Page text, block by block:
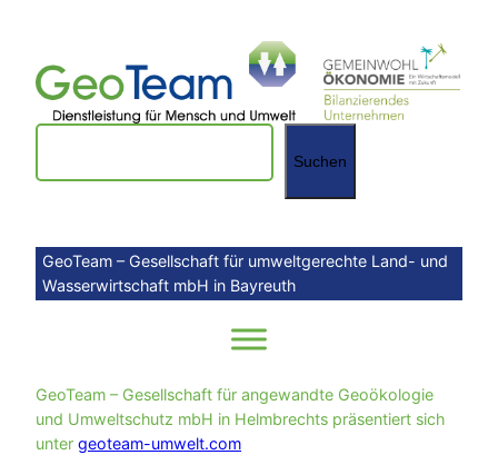
springen
Suchen
Suchen
GeoTeam – Gesellschaft für umweltgerechte Land- und
Wasserwirtschaft mbH in Bayreuth
GeoTeam – Gesellschaft für angewandte Geoökologie
und Umweltschutz mbH in Helmbrechts präsentiert sich
unter geoteam-umwelt.com